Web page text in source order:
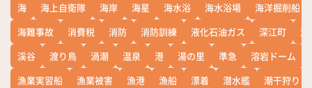
海
海上自衛隊 海岸 海星 海水浴 海水浴場
海洋掘削船
海難事故
消費税 消防 消防訓練 液化石油ガス 深江町
淵
渓谷
渡り鳥 渦潮 温泉 港 湯の里 準急 溶岩ドーム
漁業実習船
漁業被害 漁港 漁船 漂着 潜水艦
潮干狩り